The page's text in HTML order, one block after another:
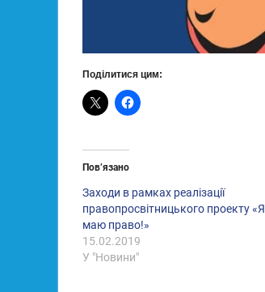
Поділитися цим:
Пов’язано
Заходи в рамках реалізації
правопросвітницького проекту «Я
маю право!»
15.02.2019
У "Новини"